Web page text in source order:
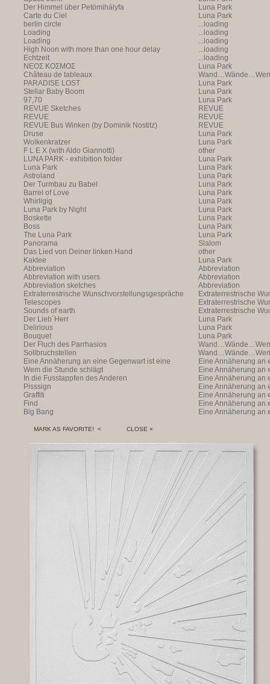
Der Himmel über Petömihályfa
Luna Park
Carte du Ciel
Luna Park
berlin circle
...loading
Loading
...loading
Loading
...loading
High Noon with more than one hour delay
...loading
Echtzeit
...loading
NEOΣ KOΣMOΣ
Luna Park
Château de tableaux
PARADISE LOST
Luna Park
Stellar Baby Boom
Luna Park
97,70
Luna Park
REVUE Sketches
REVUE
REVUE
REVUE
REVUE Bus Winken (by Dominik Nostitz)
REVUE
Druse
Luna Park
Wolkenkratzer
Luna Park
F L E X (with Aldo Giannotti)
other
LUNA PARK - exhibition folder
Luna Park
Luna Park
Luna Park
Astroland
Luna Park
Der Turmbau zu Babel
Luna Park
Barrel of Love
Luna Park
Whirligig
Luna Park
Luna Park by Night
Luna Park
Boskette
Luna Park
Boss
Luna Park
The Luna Park
Luna Park
Panorama
Slalom
Das Lied von Deiner linken Hand
other
Kaktee
Luna Park
Abbreviation
Abbreviation
Abbreviation with users
Abbreviation
Abbreviation sketches
Abbreviation
Extraterrestrische Wunschvorstellungsgespräche
Extraterrestrische
(with Markus Hofer)
Telescopes
Extraterrestrische
(with Markus Hofer)
Sounds of earth
Extraterrestrische
(with Markus Hofer)
Der Lieb´Herr
Luna Park
Delirious
Luna Park
Bouquet
Luna Park
Der Fluch des Parrhasios
Sollbruchstellen
Eine Annäherung an eine Gegenwart ist eine
Annäherung an eine Ann
Eine Annäherung an
Annäherung an eine
Vergangenheit ist
Wem die Stunde schlägt
Eine Annäherung an
Annäherung an eine
Vergangenheit ist
In die Fusstappfen des Anderen
Eine Annäherung an
Annäherung
Pisssign
Eine Annäherung an
Annäherung an eine
Vergangenheit ist
Graffiti
Eine Annäherung an
Annäherung an eine
Vergangenheit ist
Find
Eine Annäherung an
Annäherung an eine
Big Bang
Eine Annäherung an
MARK AS FAVORITE! < CLOSE ×